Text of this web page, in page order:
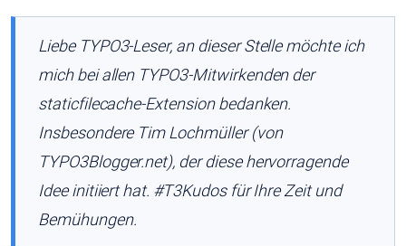
Liebe TYPO3-Leser, an dieser Stelle möchte ich
mich bei allen TYPO3-Mitwirkenden der
staticfilecache-Extension bedanken.
Insbesondere Tim Lochmüller (von
TYPO3Blogger.net), der diese hervorragende
Idee initiiert hat. #T3Kudos für Ihre Zeit und
Bemühungen.